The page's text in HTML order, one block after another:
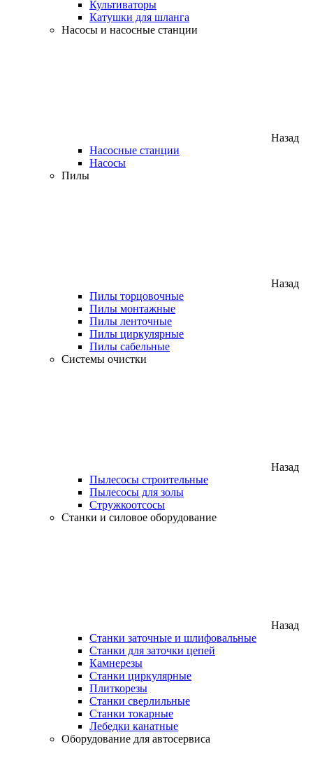
Культиваторы
Катушки для шланга
Насосы и насосные станции
Назад
Насосные станции
Насосы
Пилы
Назад
Пилы торцовочные
Пилы монтажные
Пилы ленточные
Пилы циркулярные
Пилы сабельные
Системы очистки
Назад
Пылесосы строительные
Пылесосы для золы
Стружкоотсосы
Станки и силовое оборудование
Назад
Станки заточные и шлифовальные
Станки для заточки цепей
Камнерезы
Станки циркулярные
Плиткорезы
Станки сверлильные
Станки токарные
Лебедки канатные
Оборудование для автосервиса